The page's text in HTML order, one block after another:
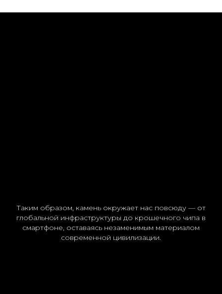
Таким образом, камень окружает нас повсюду — от
глобальной инфраструктуры до крошечного чипа в
смартфоне, оставаясь незаменимым материалом
современной цивилизации.